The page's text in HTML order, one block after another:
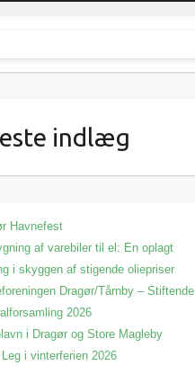
indlæg
Havnefest
af varebiler til el: En oplagt
i skyggen af stigende oliepriser
Dragør/Tårnby – Stiftende
2026
i Dragør og Store Magleby
i vinterferien 2026